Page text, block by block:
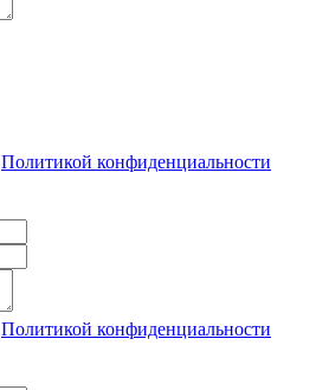
Политикой конфиденциальности
Политикой конфиденциальности